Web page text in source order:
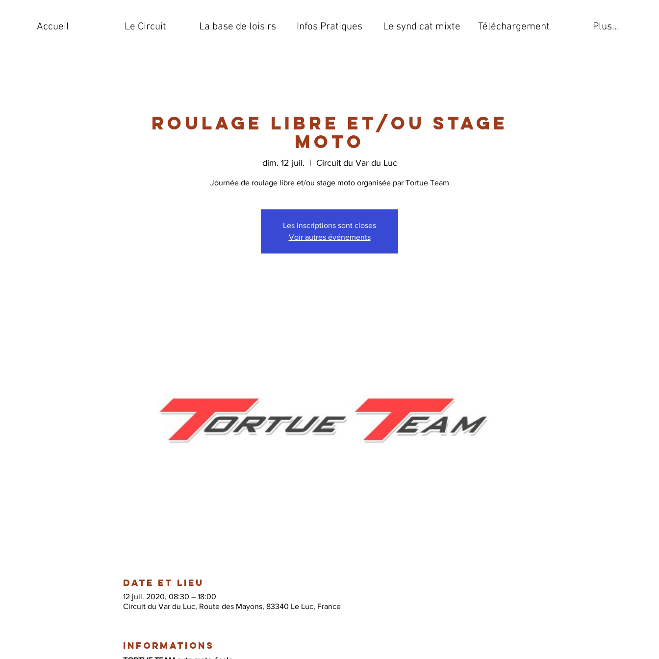
Accueil Le Circuit La base de loisirs Infos Pratiques Le syndicat mixte Téléchargement Plus...
Roulage libre et/ou stage
moto
dim. 12 juil.
  |
Circuit du Var du Luc
Journée de roulage libre et/ou stage moto organisée par Tortue Team
Les inscriptions sont closes
Voir autres événements
Date et lieu
12 juil. 2020, 08:30 – 18:00
Circuit du Var du Luc, Route des Mayons, 83340 Le Luc, France
Informations